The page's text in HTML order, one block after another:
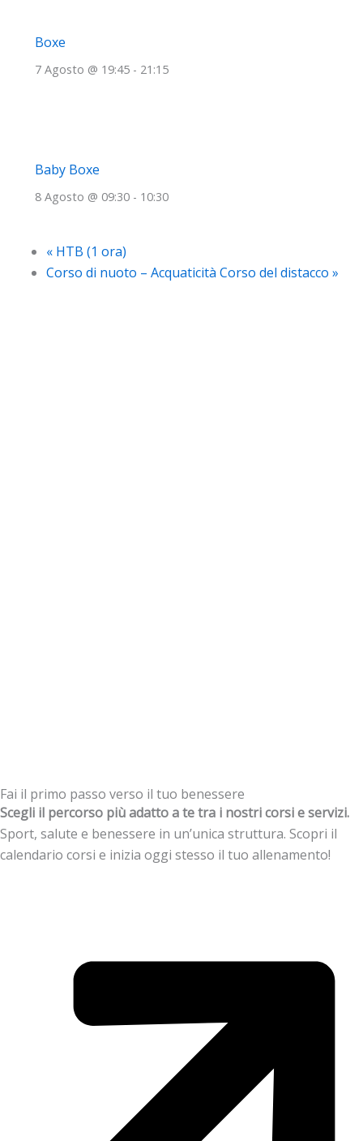
Boxe
7 Agosto @ 19:45 - 21:15
Baby Boxe
8 Agosto @ 09:30 - 10:30
«HTB (1 ora)
Corso di nuoto – Acquaticità Corso del distacco »
Fai il primo passo verso il tuo benessere
Scegli il percorso più adatto a te tra i nostri corsi e servizi.
Sport, salute e benessere in un’unica struttura. Scopri il
calendario corsi e inizia oggi stesso il tuo allenamento!